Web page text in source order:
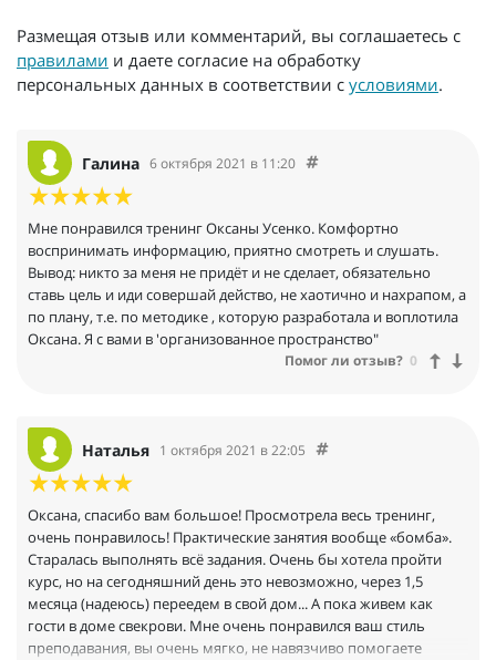
Размещая отзыв или комментарий, вы соглашаетесь с
правилами и даете согласие на обработку
персональных данных в соответствии с условиями.
Галина 6 октября 2021 в 11:20
Мне понравился тренинг Оксаны Усенко. Комфортно
воспринимать информацию, приятно смотреть и слушать.
Вывод: никто за меня не придёт и не сделает, обязательно
ставь цель и иди совершай действо, не хаотично и нахрапом, а
по плану, т.е. по методике , которую разработала и воплотила
Оксана. Я с вами в 'организованное пространство"
Помог ли отзыв? 0
Наталья 1 октября 2021 в 22:05
Оксана, спасибо вам большое! Просмотрела весь тренинг,
очень понравилось! Практические занятия вообще «бомба».
Старалась выполнять всё задания. Очень бы хотела пройти
курс, но на сегодняшний день это невозможно, через 1,5
месяца (надеюсь) переедем в свой дом... А пока живем как
гости в доме свекрови. Мне очень понравился ваш стиль
преподавания, вы очень мягко, не навязчиво помогаете